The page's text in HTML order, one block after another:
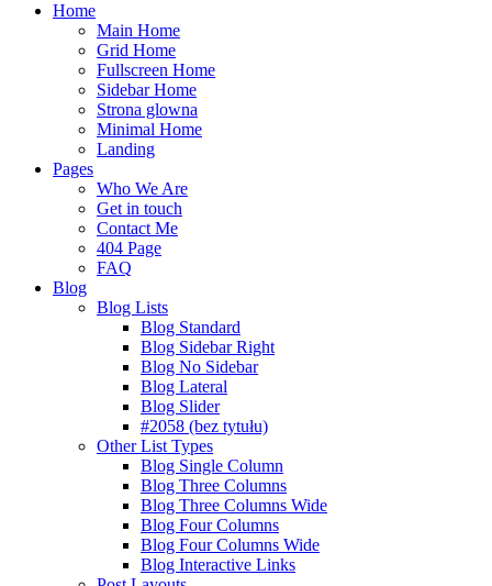
Home
Main Home
Grid Home
Fullscreen Home
Sidebar Home
Strona glowna
Minimal Home
Landing
Pages
Who We Are
Get in touch
Contact Me
404 Page
FAQ
Blog
Blog Lists
Blog Standard
Blog Sidebar Right
Blog No Sidebar
Blog Lateral
Blog Slider
#2058 (bez tytułu)
Other List Types
Blog Single Column
Blog Three Columns
Blog Three Columns Wide
Blog Four Columns
Blog Four Columns Wide
Blog Interactive Links